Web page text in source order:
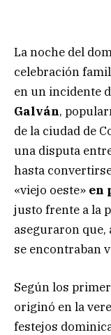
La noche del
celebración
en un incidente
Galván,
de la ciudad de
una disputa
hasta
«viejo oeste» en
justo frente a la
aseguraron que,
se encontraban
Según los
originó en la
festejos